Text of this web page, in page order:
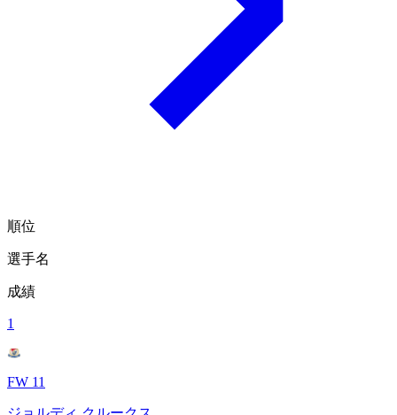
順位
選手名
成績
1
FW 11